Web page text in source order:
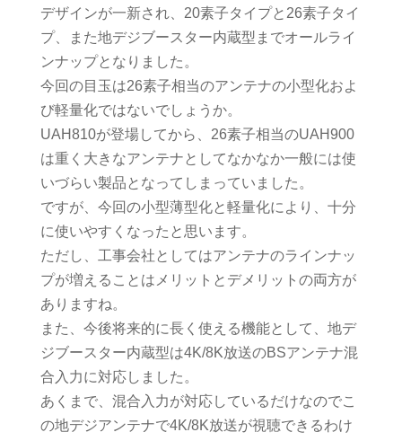
デザインが一新され、20素子タイプと26素子タイ
プ、また地デジブースター内蔵型までオールライ
ンナップとなりました。
今回の目玉は26素子相当のアンテナの小型化およ
び軽量化ではないでしょうか。
UAH810が登場してから、26素子相当のUAH900
は重く大きなアンテナとしてなかなか一般には使
いづらい製品となってしまっていました。
ですが、今回の小型薄型化と軽量化により、十分
に使いやすくなったと思います。
ただし、工事会社としてはアンテナのラインナッ
プが増えることはメリットとデメリットの両方が
ありますね。
また、今後将来的に長く使える機能として、地デ
ジブースター内蔵型は4K/8K放送のBSアンテナ混
合入力に対応しました。
あくまで、混合入力が対応しているだけなのでこ
の地デジアンテナで4K/8K放送が視聴できるわけ